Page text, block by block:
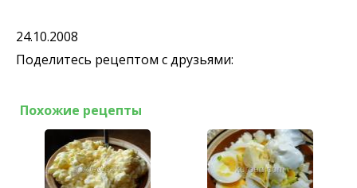
24.10.2008
Поделитесь рецептом с друзьями:
Похожие рецепты